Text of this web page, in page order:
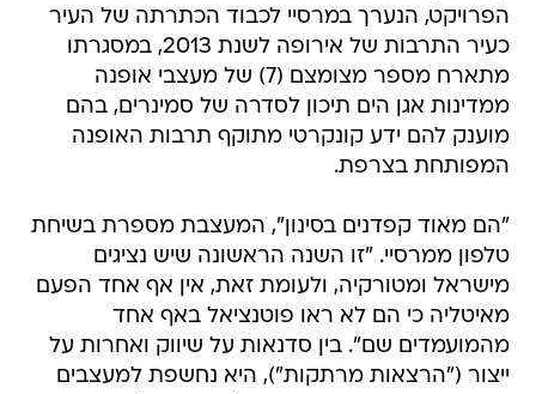
הפרויקט, הנערך במרסיי לכבוד הכתרתה של העיר
כעיר התרבות של אירופה לשנת 2013, במסגרתו
מתארח מספר מצומצם (7) של מעצבי אופנה
ממדינות אגן הים תיכון לסדרה של סמינרים, בהם
מוענק להם ידע קונקרטי מתוקף תרבות האופנה
המפותחת בצרפת.
"הם מאוד קפדנים בסינון", המעצבת מספרת בשיחת
טלפון ממרסיי. "זו השנה הראשונה שיש נציגים
מישראל ומטורקיה, ולעומת זאת, אין אף אחד הפעם
מאיטליה כי הם לא ראו פוטנציאל באף אחד
מהמועמדים שם". בין סדנאות על שיווק ואחרות על
ייצור ("הרצאות מרתקות"), היא נחשפת למעצבים